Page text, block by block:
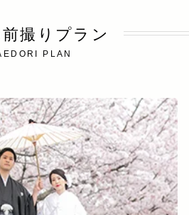
撮りプラン
PLAN